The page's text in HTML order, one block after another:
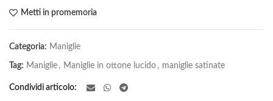
Metti in promemoria
Categoria: Maniglie
Tag: Maniglie , Maniglie in ottone lucido , maniglie satinate
Condividi articolo